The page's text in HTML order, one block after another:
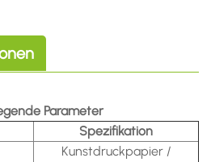
Parameter
Spezifikation
Kunstdruckpapier /